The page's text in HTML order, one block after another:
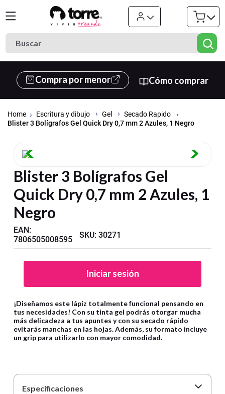
Buscar
Compra por menor Cómo comprar
Escritura y dibujo Gel
Secado Rapido
Blister 3 Bolígrafos Gel Quick Dry 0,7 mm 2 Azules, 1 Negro
Blister 3 Bolígrafos Gel
Quick Dry 0,7 mm 2 Azules, 1
Negro
EAN:
7806505008595
SKU:30271
Iniciar sesión
¡Diseñamos este lápiz totalmente funcional pensando en
tus necesidades! Con su tinta gel podrás otorgar mucha
más delicadeza a tus apuntes y con su secado rápido
evitarás manchas en las hojas. Además, su formato incluye
un grip para utilizarlo con mayor comodidad.
Especificaciones
Términos más buscados
1. cuaderno
3. goma eva
5.
estuche
7. harry potter
8 . carpetas
9.
10. lapiz